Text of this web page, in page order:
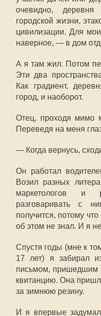
очевидно, деревня
городской жизни,
цивилизации. Для
наверное, — в дом
А я там жил. Потом
Эти два
Как градиент,
город, и наоборот.
Отец, проходя мимо
Переведя на меня
— Когда вернусь,
Он работал
Возил разных
маркетологов и
разговаривать с
получится, потому
об этом не знал. И я
Спустя годы (мне к
17 лет) я забирал
письмом, пришедшим
квитанцию. Она
за зимнюю резину.
И я впервые